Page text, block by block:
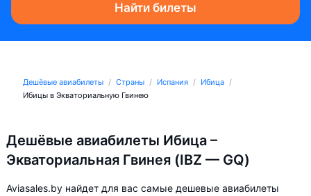
Найти билеты
Дешёвые авиабилеты Страны Испания
Ибица
Ибицы в Экваториальную Гвинею
Дешёвые авиабилеты Ибица –
Экваториальная Гвинея (IBZ — GQ)
Aviasales.by найдет для вас самые дешевые авиабилеты